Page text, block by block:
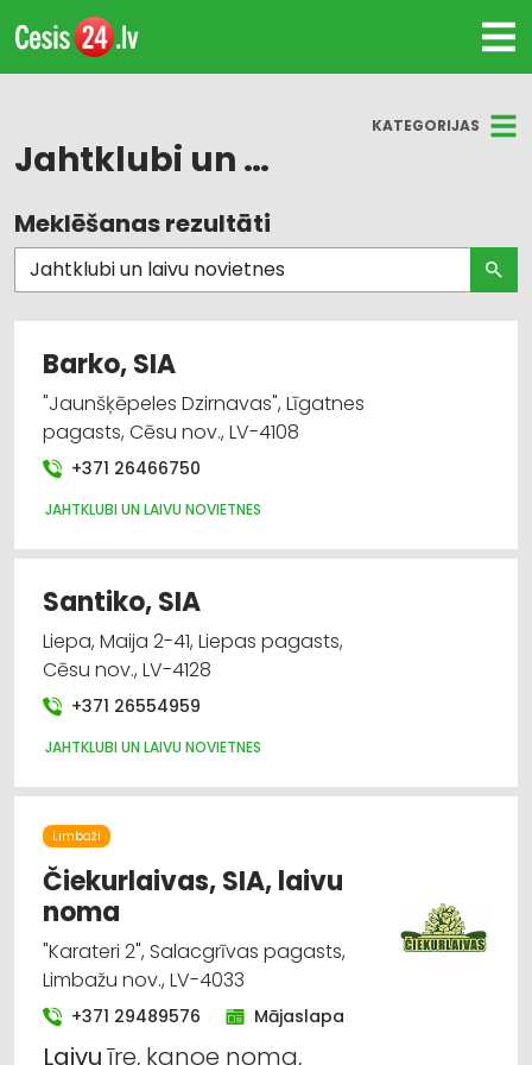
KATEGORIJAS
Jahtklubi un laivu novietnes
Visas nozares
Jahtklubi un laivu novietnes
Tūrisms un ceļojumi
Meklēšanas rezultāti
Barko, SIA
"Jaunšķēpeles Dzirnavas", Līgatnes
pagasts, Cēsu nov., LV-4108
+371 26466750
JAHTKLUBI UN LAIVU NOVIETNES
Santiko, SIA
Liepa, Maija 2-41, Liepas pagasts,
Cēsu nov., LV-4128
+371 26554959
JAHTKLUBI UN LAIVU NOVIETNES
Limbaži
Čiekurlaivas, SIA, laivu
noma
"Karateri 2", Salacgrīvas pagasts,
Limbažu nov., LV-4033
+371 29489576 Mājaslapa
Laivuīre, kanoe noma,